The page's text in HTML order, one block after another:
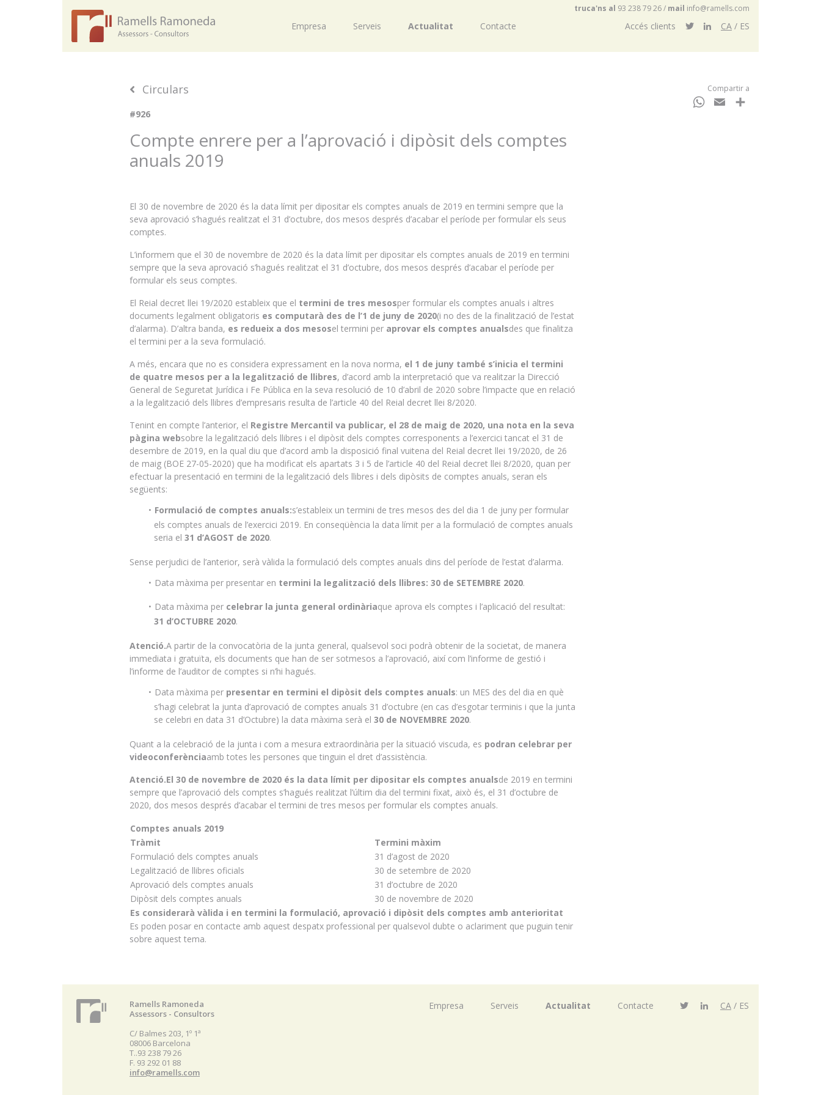
Empresa Serveis Actualitat Contacte Accés clients CA ES
truca'ns al 93 238 79 26/ mail info@ramells.com
Circulars
#926
Compte enrere per a l’aprovació i dipòsit dels comptes
anuals 2019
El 30 de novembre de 2020 és la data límit per dipositar els comptes anuals de 2019 en termini sempre que la
seva aprovació s’hagués realitzat el 31 d’octubre, dos mesos després d’acabar el període per formular els seus
comptes.
L’informem que el 30 de novembre de 2020 és la data límit per dipositar els comptes anuals de 2019 en termini
sempre que la seva aprovació s’hagués realitzat el 31 d’octubre, dos mesos després d’acabar el període per
formular els seus comptes.
El Reial decret llei 19/2020 estableix que el termini de tres mesosper formular els comptes anuals i altres
documents legalment obligatoris es computarà des de l’1 de juny de 2020(i no des de la finalització de l’estat
d’alarma). D’altra banda, es redueix a dos mesosel termini per aprovar els comptes anualsdes que finalitza
el termini per a la seva formulació.
A més, encara que no es considera expressament en la nova norma, el 1 de juny també s’inicia el termini
de quatre mesos per a la legalització de llibres, d’acord amb la interpretació que va realitzar la Direcció
General de Seguretat Jurídica i Fe Pública en la seva resolució de 10 d’abril de 2020 sobre l’impacte que en relació
a la legalització dels llibres d’empresaris resulta de l’article 40 del Reial decret llei 8/2020.
Tenint en compte l’anterior, el Registre Mercantil va publicar, el 28 de maig de 2020, una nota en la seva
pàgina websobre la legalització dels llibres i el dipòsit dels comptes corresponents a l’exercici tancat el 31 de
desembre de 2019, en la qual diu que d’acord amb la disposició final vuitena del Reial decret llei 19/2020, de 26
de maig (BOE 27-05-2020) que ha modificat els apartats 3 i 5 de l’article 40 del Reial decret llei 8/2020, quan per
efectuar la presentació en termini de la legalització dels llibres i dels dipòsits de comptes anuals, seran els
següents:
Formulació de comptes anuals:s’estableix un termini de tres mesos des del dia 1 de juny per formular
els comptes anuals de l’exercici 2019. En conseqüència la data límit per a la formulació de comptes anuals
seria el 31 d’AGOST de 2020.
Sense perjudici de l’anterior, serà vàlida la formulació dels comptes anuals dins del període de l’estat d’alarma.
Data màxima per presentar en termini la legalització dels llibres: 30 de SETEMBRE 2020.
Data màxima per celebrar la junta general ordinàriaque aprova els comptes i l’aplicació del resultat:
31 d’OCTUBRE 2020.
Atenció.A partir de la convocatòria de la junta general, qualsevol soci podrà obtenir de la societat, de manera
immediata i gratuïta, els documents que han de ser sotmesos a l’aprovació, així com l’informe de gestió i
l’informe de l’auditor de comptes si n’hi hagués.
Data màxima per presentar en termini el dipòsit dels comptes anuals: un MES des del dia en què
s’hagi celebrat la junta d’aprovació de comptes anuals 31 d’octubre (en cas d’esgotar terminis i que la junta
se celebri en data 31 d’Octubre) la data màxima serà el 30 de NOVEMBRE 2020.
Quant a la celebració de la junta i com a mesura extraordinària per la situació viscuda, es podran celebrar per
videoconferènciaamb totes les persones que tinguin el dret d’assistència.
Atenció.El 30 de novembre de 2020 és la data límit per dipositar els comptes anualsde 2019 en termini
sempre que l’aprovació dels comptes s’hagués realitzat l’últim dia del termini fixat, això és, el 31 d’octubre de
2020, dos mesos després d’acabar el termini de tres mesos per formular els comptes anuals.
Comptes anuals 2019
Tràmit
Termini màxim
Formulació dels comptes anuals
31 d’agost de 2020
Legalització de llibres oficials
30 de setembre de 2020
Aprovació dels comptes anuals
31 d’octubre de 2020
Dipòsit dels comptes anuals
30 de novembre de 2020
Es considerarà vàlida i en termini la formulació, aprovació i dipòsit dels comptes amb anterioritat
Es poden posar en contacte amb aquest despatx professional per qualsevol dubte o aclariment que puguin tenir
sobre aquest tema.
Compartir a
WhatsApp
Email
Ramells Ramoneda
Assessors - Consultors
C/ Balmes 203, 1º 1ª
08006 Barcelona
T..93 238 79 26
F. 93 292 01 88
info@ramells.com
Empresa Serveis Actualitat Contacte CA ES